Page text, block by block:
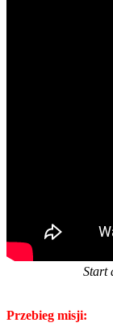
Start
Przebieg misji: